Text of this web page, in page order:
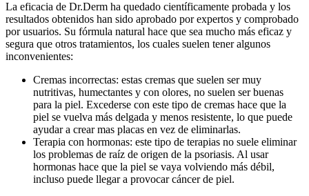
La eficacia de Dr.Derm ha quedado científicamente probada y los
resultados obtenidos han sido aprobado por expertos y comprobado
por usuarios. Su fórmula natural hace que sea mucho más eficaz y
segura que otros tratamientos, los cuales suelen tener algunos
inconvenientes:
Cremas incorrectas: estas cremas que suelen ser muy
nutritivas, humectantes y con olores, no suelen ser buenas
para la piel. Excederse con este tipo de cremas hace que la
piel se vuelva más delgada y menos resistente, lo que puede
ayudar a crear mas placas en vez de eliminarlas.
Terapia con hormonas: este tipo de terapias no suele eliminar
los problemas de raíz de origen de la psoriasis. Al usar
hormonas hace que la piel se vaya volviendo más débil,
incluso puede llegar a provocar cáncer de piel.